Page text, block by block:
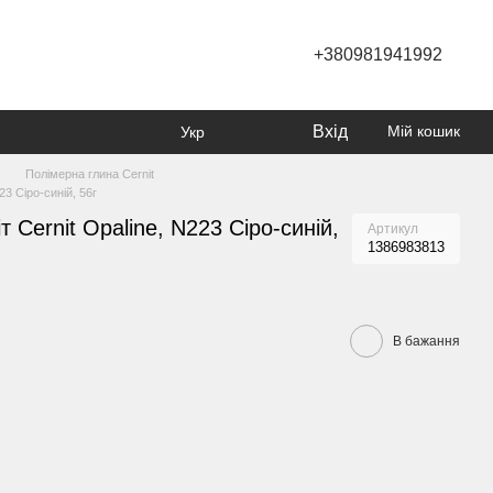
+380981941992
Укр Вхід Мій кошик
Полімерна глина Cernit
Сіро-синій, 56г
Cernit Opaline, N223 Сіро-синій,
Артикул
1386983813
В бажання